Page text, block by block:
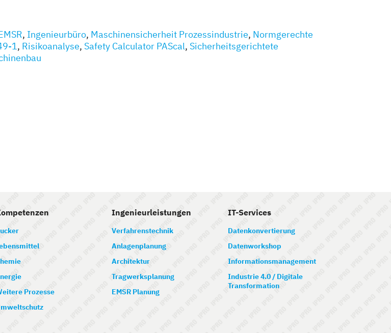
, Ingenieurbüro, Maschinensicherheit Prozessindustrie, Normgerechte
1 , Risikoanalyse, Safety Calculator PAScal, Sicherheitsgerichtete
Prozesse
Ingenieurleistungen
Verfahrenstechnik
Anlagenplanung
Architektur
Tragwerksplanung
EMSR Planung
IT-Services
Datenkonvertierung
Datenworkshop
Informationsmanagement
Industrie 4.0 / Digitale
Transformation